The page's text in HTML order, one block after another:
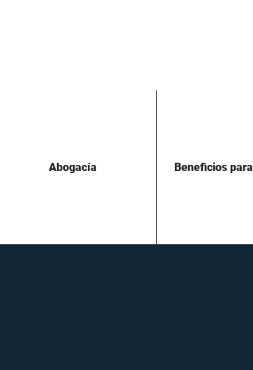
Abogacía Beneficios